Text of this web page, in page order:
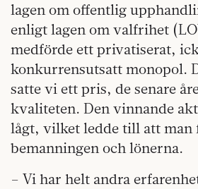
lagen om offentlig
enligt lagen om valfrihet
medförde ett privatiserat,
konkurrensutsatt monopol.
satte vi ett pris, de senare
kvaliteten. Den vinnande
lågt, vilket ledde till att man
bemanningen och lönerna.
– Vi har helt andra